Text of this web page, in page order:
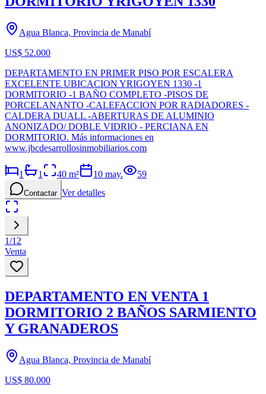
Agua Blanca, Provincia de Manabí
US$ 52.000
DEPARTAMENTO EN PRIMER PISO POR ESCALERA
EXCELENTE UBICACION YRIGOYEN 1330 -1
DORMITORIO -1 BAÑO COMPLETO -PISOS DE
PORCELANANTO -CALEFACCION POR RADIADORES -
CALDERA DUALL -ABERTURAS DE ALUMINIO
ANONIZADO/ DOBLE VIDRIO - PERCIANA EN
DORMITORIO. Más informaciones en
www.jbcdesarrollosinmobiliarios.com
1 1 40 m² 10 may. 59
Contactar Ver detalles
1/12
Venta
DEPARTAMENTO EN VENTA 1
DORMITORIO 2 BAÑOS SARMIENTO
Y GRANADEROS
Agua Blanca, Provincia de Manabí
US$ 80.000